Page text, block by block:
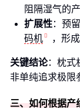
阻隔湿气的
扩展性：预
码机
，形
关键结论：枕式
非单纯追求极限
三、如何根据产